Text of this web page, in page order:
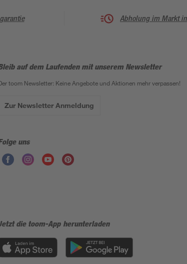
Abholung im Markt
auf dem Laufenden mit unserem Newsletter
toom Newsletter: Keine Angebote und Aktionen mehr verpassen!
Zur Newsletter Anmeldung
uns
die toom-App herunterladen